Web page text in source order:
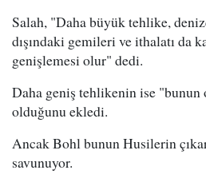
Salah, "Daha büyük tehlike,
dışındaki gemileri ve ithalatı da
genişlemesi olur" dedi.
Daha geniş tehlikenin ise "bunun
olduğunu ekledi.
Ancak Bohl bunun Husilerin
savunuyor.